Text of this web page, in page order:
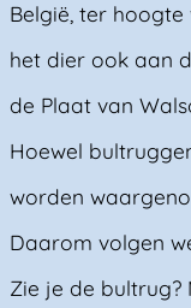
België, ter
het dier ook aan
de Plaat van
Hoewel
worden
Daarom volgen
Zie je de bultrug?